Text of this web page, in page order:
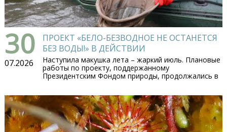
30
07.2026
ПРОЕКТ «БЕЛО-БЕЗВОДНОЕ НЕ ОСТАНЕТСЯ
БЕЗ ВОДЫ!» В ДЕЙСТВИИ
Наступила макушка лета – жаркий июль. Плановые
работы по проекту, поддержанному
Президентским Фондом природы, продолжались в